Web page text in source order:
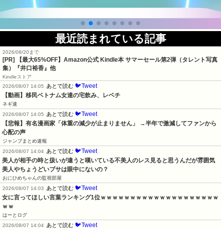
最近読まれている記事
2026/08/20まで
[PR]
【最大65%OFF】Amazon公式 Kindle本 サマーセール第2弾（タレント写真
集）『井口裕香』他
Kindleストア
2026/08/07 14:05
あとで読む 🐦Tweet
【動画】移民ベトナム女達の宅飲み、レベチ
ネギ速
2026/08/07 14:05
あとで読む 🐦Tweet
【悲報】有名漫画家「体重の減少が止まりません」 →半年で激減してファンから
心配の声
ジャンプまとめ速報
2026/08/07 14:04 あとで読む 🐦Tweet
美人が相手の時と扱いが違うと嘆いている不美人のレス見ると思うんだが雰囲気
美人やちょうどいブサは眼中にないの？
おにひめちゃんの監視部屋
2026/08/07 14:03
あとで読む 🐦Tweet
女に言ってほしい言葉ランキング1位ｗｗｗｗｗｗｗｗｗｗｗｗｗｗｗｗｗｗｗｗ
ｗｗ
はーとログ
2026/08/07 14:04 あとで読む 🐦Tweet